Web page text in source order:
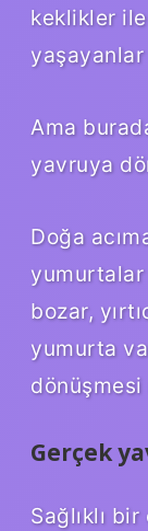
keklikler
Ama
yavruya
Doğa
yumurtalar
bozar,
yumurta
dönüşmesi
Gerçek
Sağlıklı